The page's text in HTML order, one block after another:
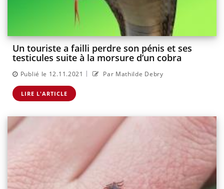
Un touriste a failli perdre son pénis et ses
testicules suite à la morsure d’un cobra
Publié le 12.11.2021 | Par Mathilde Debry
LIRE L'ARTICLE